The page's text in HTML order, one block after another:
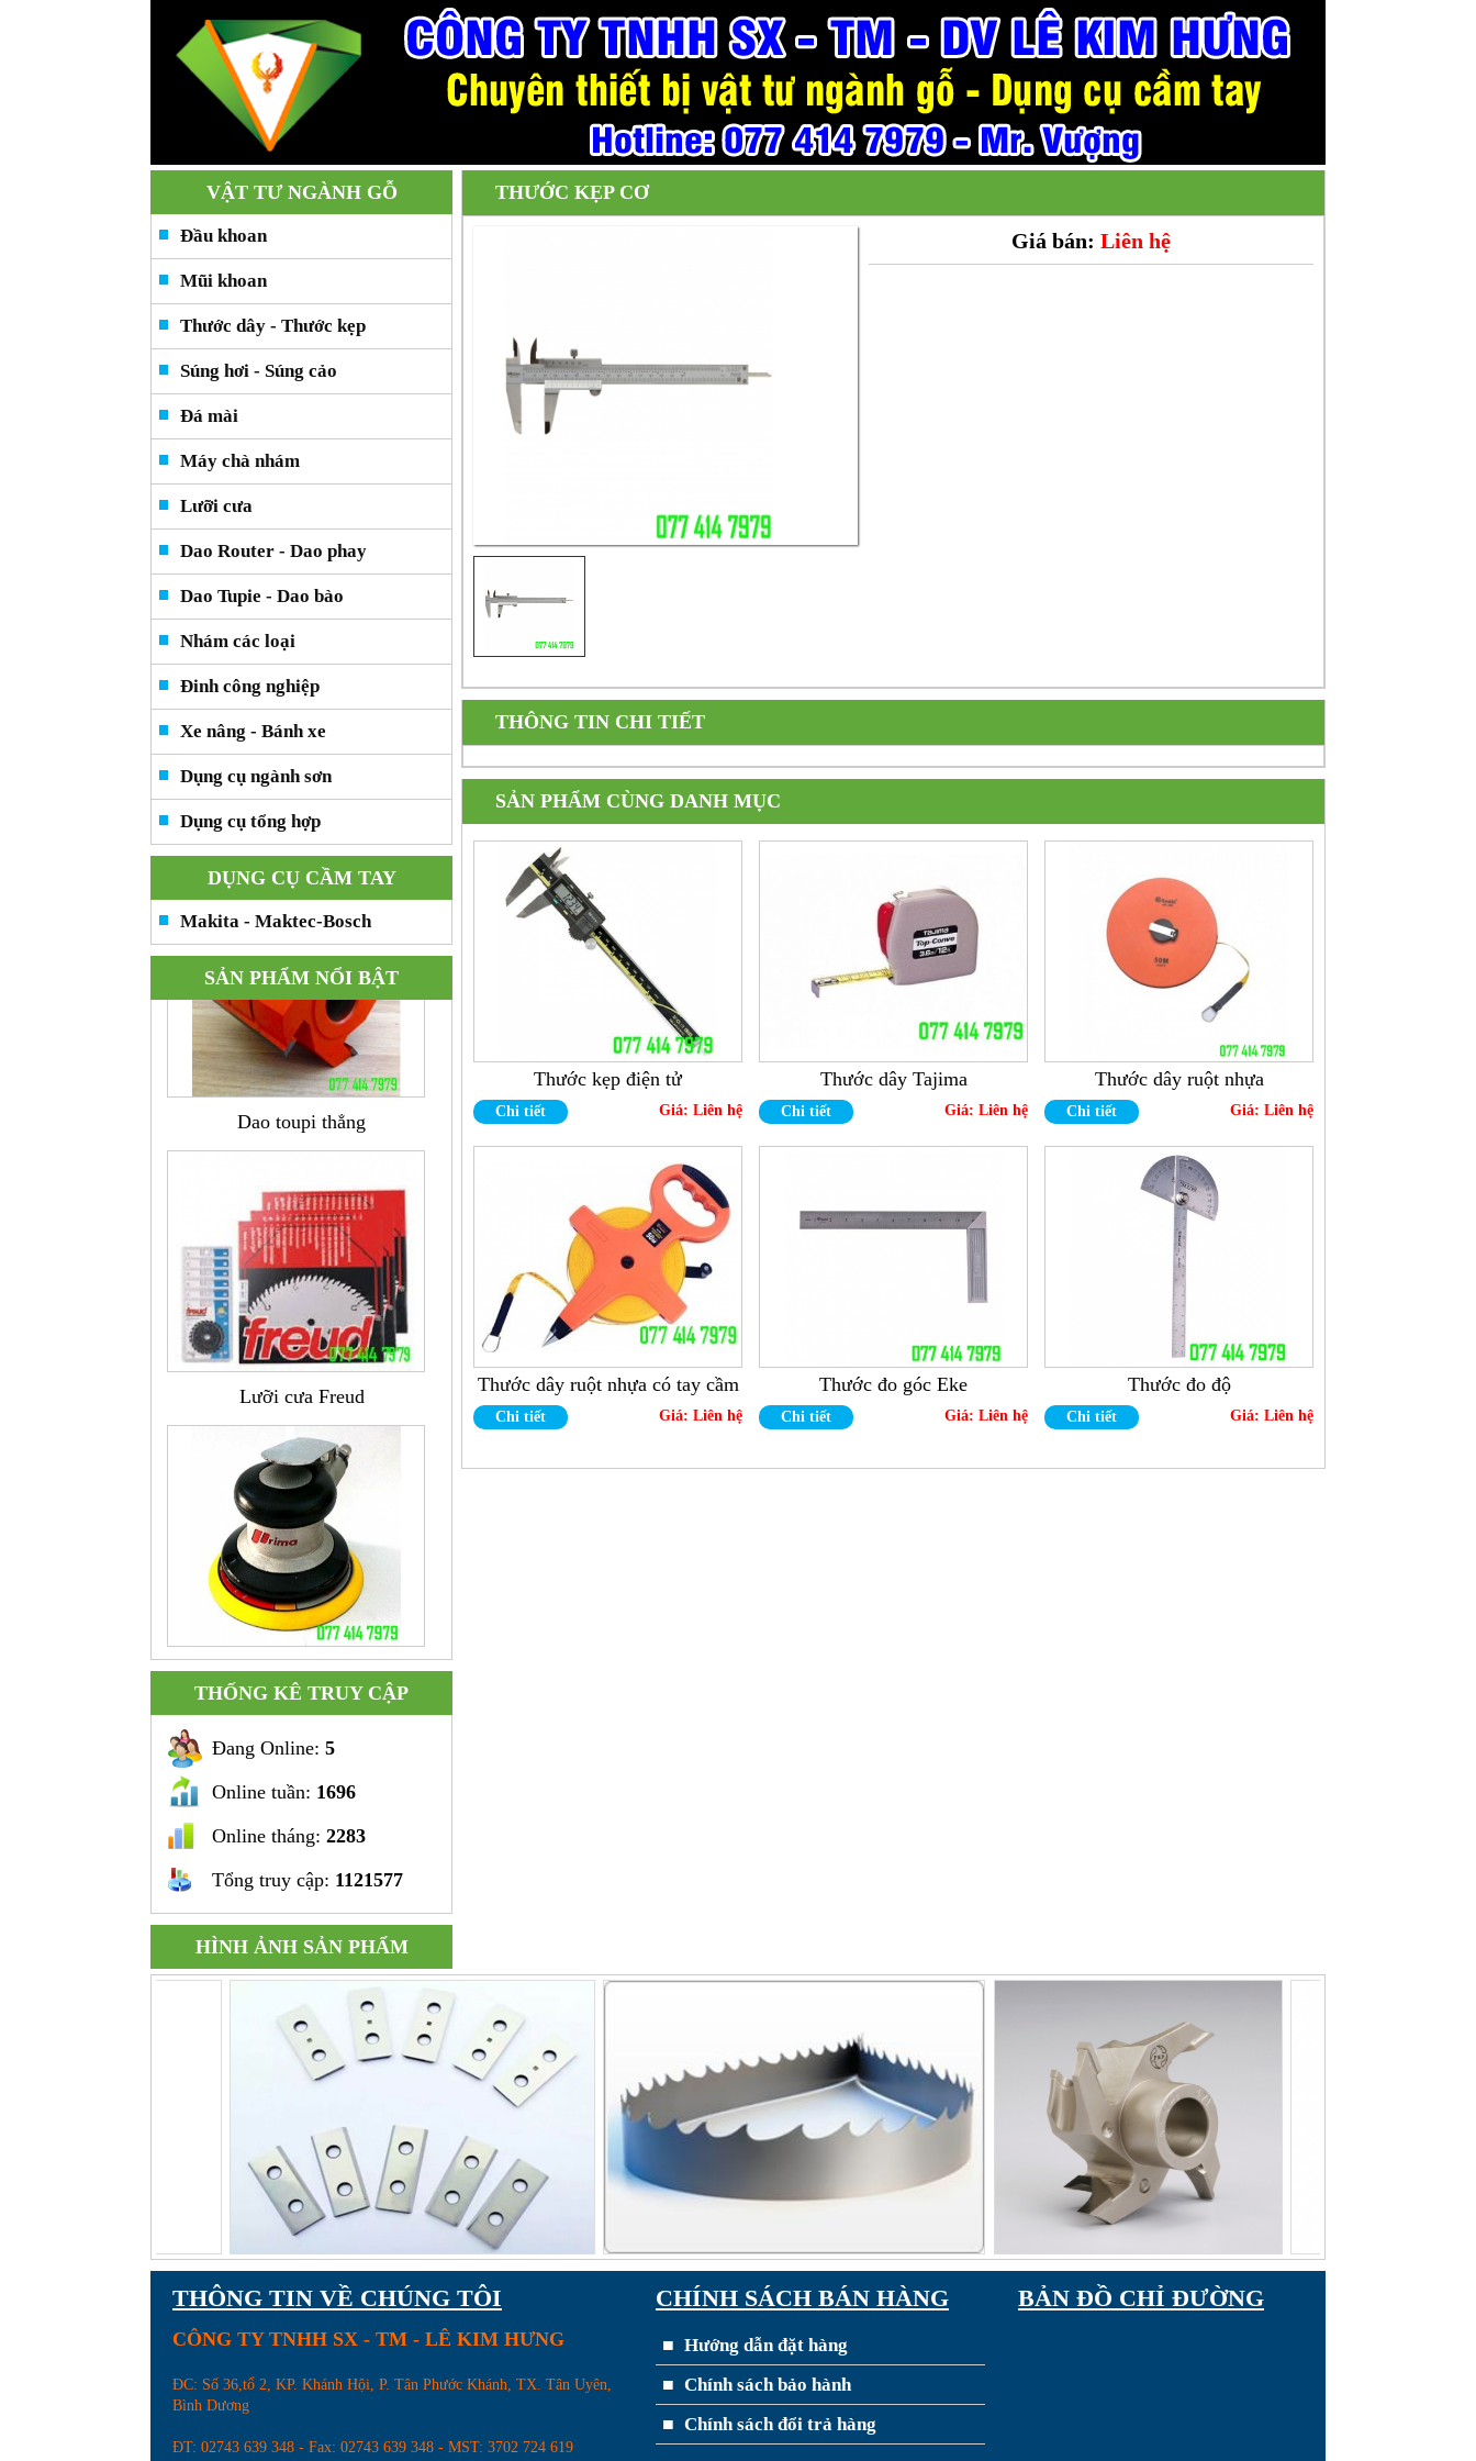
VẬT TƯ NGÀNH GỖ
Đầu khoan
Mũi khoan
Thước dây - Thước kẹp
Súng hơi - Súng cảo
Đá mài
Máy chà nhám
Lưỡi cưa
Dao Router - Dao phay
Dao Tupie - Dao bào
Nhám các loại
Đinh công nghiệp
Xe nâng - Bánh xe
Dụng cụ ngành sơn
Dụng cụ tổng hợp
DỤNG CỤ CẦM TAY
Makita - Maktec-Bosch
SẢN PHẨM NỔI BẬT
Dao toupi thẳng
Lưỡi cưa Freud
Máy chà nhám 5 inch Prima
Súng khoan cong hình L 3/8"
Thước kẹp điện tử
THỐNG KÊ TRUY CẬP
Đang Online: 5
Online tuần: 1696
Online tháng: 2283
Tổng truy cập: 1121577
THƯỚC KẸP CƠ
Giá bán: Liên hệ
THÔNG TIN CHI TIẾT
SẢN PHẨM CÙNG DANH MỤC
Thước kẹp điện tử
Chi tiết Giá: Liên hệ
Thước dây Tajima
Chi tiết Giá: Liên hệ
Thước dây ruột nhựa
Chi tiết Giá: Liên hệ
Thước dây ruột nhựa có tay cầm
Chi tiết Giá: Liên hệ
Thước đo góc Eke
Chi tiết Giá: Liên hệ
Thước đo độ
Chi tiết Giá: Liên hệ
HÌNH ẢNH SẢN PHẨM
THÔNG TIN VỀ CHÚNG TÔI
CÔNG TY TNHH SX - TM - LÊ KIM HƯNG
ĐC: Số 36,tổ 2, KP. Khánh Hội, P. Tân Phước Khánh, TX. Tân Uyên,
Bình Dương
ĐT: 02743 639 348 - Fax: 02743 639 348 - MST: 3702 724 619
CHÍNH SÁCH BÁN HÀNG
Hướng dẫn đặt hàng
Chính sách bảo hành
Chính sách đổi trả hàng
BẢN ĐỒ CHỈ ĐƯỜNG